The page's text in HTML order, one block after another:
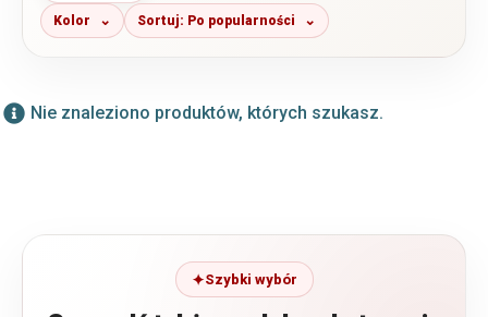
wyrazistej fakturze i charakterystycznym wykończeniu
inspirowanym klasycznym rzemiosłem. Dostępne są portfele
małe, średnie i większe, w odcieniach brązu, koniaku, czerni
Kolor Sortuj: Po popularności
Nie znaleziono produktów, których szukasz.
Szybki wybór